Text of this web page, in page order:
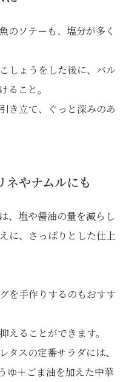
のソテーも、塩分が多く
しょうをした後に、バル
ること。
き立て、ぐっと深みのあ
ネやナムルにも
、塩や醤油の量を減らし
に、さっぱりとした仕上
を手作りするのもおすす
えることができます。
タスの定番サラダには、
ゆ＋ごま油を加えた中華